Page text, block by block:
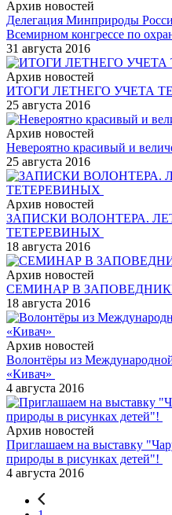
Архив новостей
Делегация Минприроды
Всемирном конгрессе по
31 августа 2016
Архив новостей
ИТОГИ ЛЕТНЕГО УЧЕТА
25 августа 2016
Архив новостей
Невероятно красивый и
25 августа 2016
Архив новостей
ЗАПИСКИ ВОЛОНТЕРА.
ТЕТЕРЕВИНЫХ
18 августа 2016
Архив новостей
СЕМИНАР В
18 августа 2016
Архив новостей
Волонтёры из
«Кивач»
4 августа 2016
Архив новостей
Приглашаем на выставку
природы в рисунках детей"!
4 августа 2016